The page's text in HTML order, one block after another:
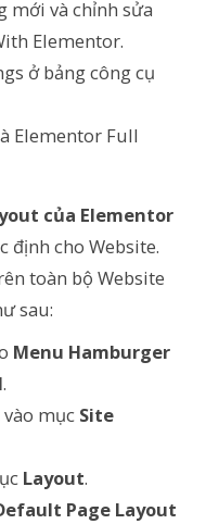
mới và chỉnh sửa
Elementor.
ở bảng công cụ
Elementor Full
của Elementor
định cho Website.
toàn bộ Website
sau:
Menu Hamburger
.
mục Site
Layout.
Page Layout